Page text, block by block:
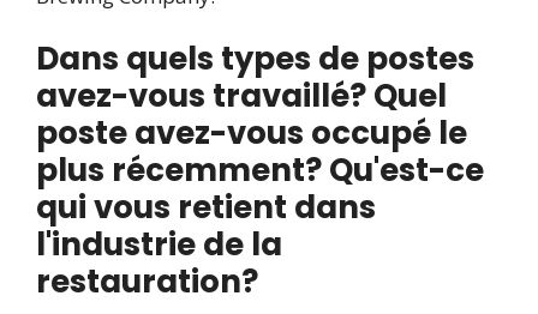
Dans quels types de postes
avez-vous travaillé? Quel
poste avez-vous occupé le
plus récemment? Qu'est-ce
qui vous retient dans
l'industrie de la
restauration?